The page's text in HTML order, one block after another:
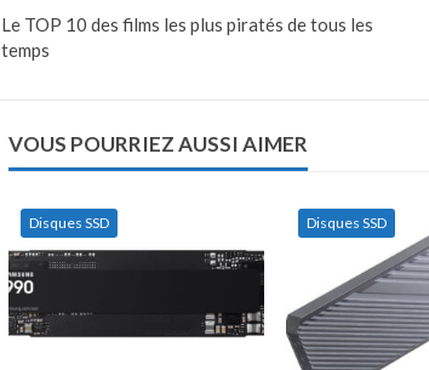
Le TOP 10 des films les plus piratés de tous les
temps
VOUS POURRIEZ AUSSI AIMER
Disques SSD Disques SSD